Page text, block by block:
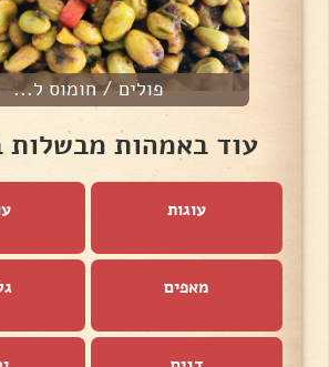
פולים / חומוס ל...
עוד באמהות מבשלות
עוגות
מאפים